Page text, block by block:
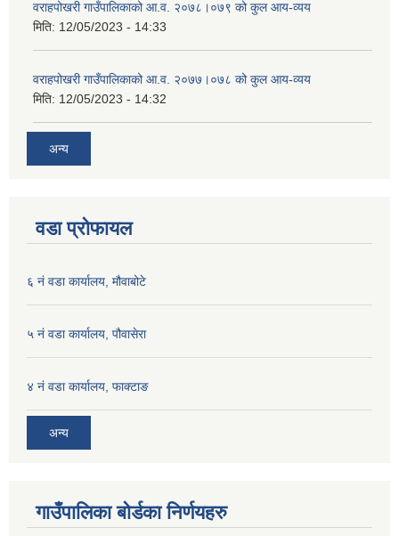
वराहपोखरी गाउँपालिकाको आ.व. २०७८।०७९ को कुल आय-व्यय
मिति: 12/05/2023 - 14:33
वराहपोखरी गाउँपालिकाको आ.व. २०७७।०७८ को कुल आय-व्यय
मिति: 12/05/2023 - 14:32
अन्य
वडा प्रोफायल
६ नं वडा कार्यालय, मौवाबोटे
५ नं वडा कार्यालय, पौवासेरा
४ नं वडा कार्यालय, फाक्टाङ
अन्य
गाउँपालिका बोर्डका निर्णयहरु